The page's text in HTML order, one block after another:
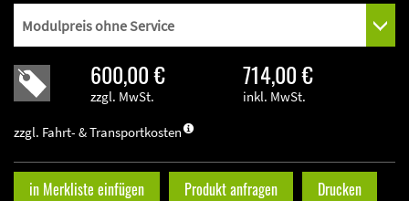
600,00 €
zzgl. MwSt.
714,00 €
inkl. MwSt.
zzgl. Fahrt- & Transportkosten
in Merkliste einfügen Produkt anfragen Drucken